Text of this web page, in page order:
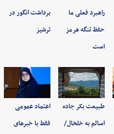
راهبرد فعلی ما
حفظ تنگه هرمز
است
برداشت انگور در
ترشیز
طبیعت بکر جاده
اسالم به خلخال/
اعتماد عمومی
فقط با خبرهای